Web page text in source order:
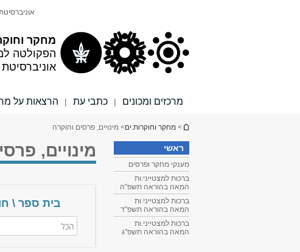
מחקר
הפקולטה
מרכזים ומכונים | כתבי עת | הרצאות על
הינך נמצא כאן
> מחקר וחוקרות.ים> מינויים, פרסים והוקרה
ראשי
מענקי מחקר ופרסים
ברכות למצטייני.ות
המאה בהוראה תשפ"ה
ברכות למצטייני.ות
המאה בהוראה תשפ"ד
ברכות למצטייני.ות
המאה בהוראה תשפ"ג
מינויים,
בית ספר \
הכל